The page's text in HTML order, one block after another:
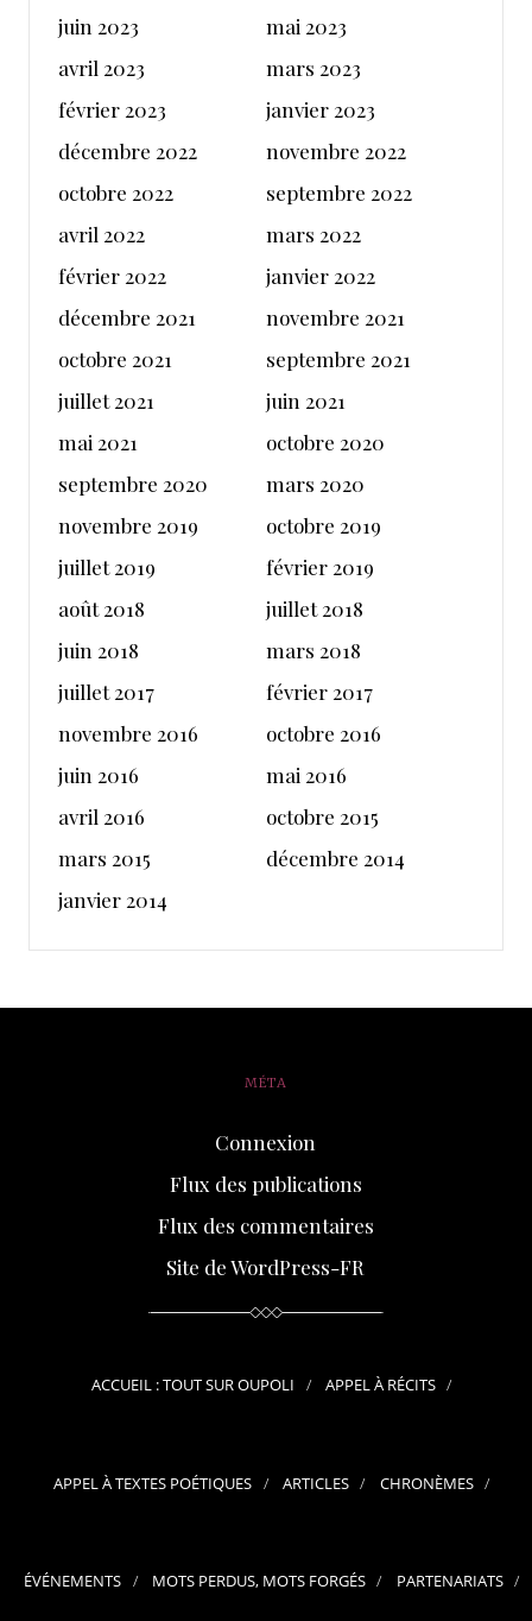
juin 2023
mai 2023
avril 2023
mars 2023
février 2023
janvier 2023
décembre 2022
novembre 2022
octobre 2022
septembre 2022
avril 2022
mars 2022
février 2022
janvier 2022
décembre 2021
novembre 2021
octobre 2021
septembre 2021
juillet 2021
juin 2021
mai 2021
octobre 2020
septembre 2020
mars 2020
novembre 2019
octobre 2019
juillet 2019
février 2019
août 2018
juillet 2018
juin 2018
mars 2018
juillet 2017
février 2017
novembre 2016
octobre 2016
juin 2016
mai 2016
avril 2016
octobre 2015
mars 2015
décembre 2014
janvier 2014
MÉTA
Connexion
Flux des publications
Flux des commentaires
Site de WordPress-FR
ACCUEIL : TOUT SUR OUPOLI APPEL À RÉCITS
APPEL À TEXTES POÉTIQUES ARTICLES CHRONÈMES
ÉVÉNEMENTS MOTS PERDUS, MOTS FORGÉS PARTENARIATS